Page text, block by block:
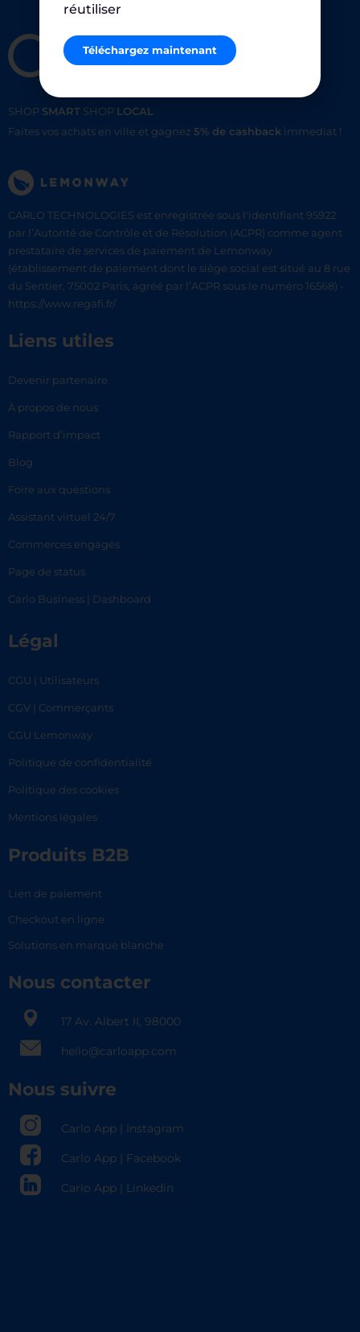
SHOP SMART SHOP LOCAL
Faites vos achats en ville et gagnez 5% de cashback immediat !
CARLO TECHNOLOGIES est enregistrée sous l'identifiant 95922
par l’Autorité de Contrôle et de Résolution (ACPR) comme agent
prestataire de services de paiement de Lemonway
(établissement de paiement dont le siège social est situé au 8 rue
du Sentier, 75002 Paris, agréé par l’ACPR sous le numéro 16568) -
https://www.regafi.fr/
Liens utiles
Devenir partenaire
À propos de nous
Rapport d’impact
Blog
Foire aux questions
Assistant virtuel 24/7
Commerces engagés
Page de status
Carlo Business | Dashboard
Légal
CGU | Utilisateurs
CGV | Commerçants
CGU Lemonway
Politique de confidentialité
Politique des cookies
Mentions légales
Produits B2B
Lien de paiement
Checkout en ligne
Solutions en marque blanche
Nous contacter
17 Av. Albert II, 98000​
hello@carloapp.com
Nous suivre
Carlo App | Instagram
Carlo App | Facebook
Carlo App | Linkedin
réutiliser
Téléchargez maintenant